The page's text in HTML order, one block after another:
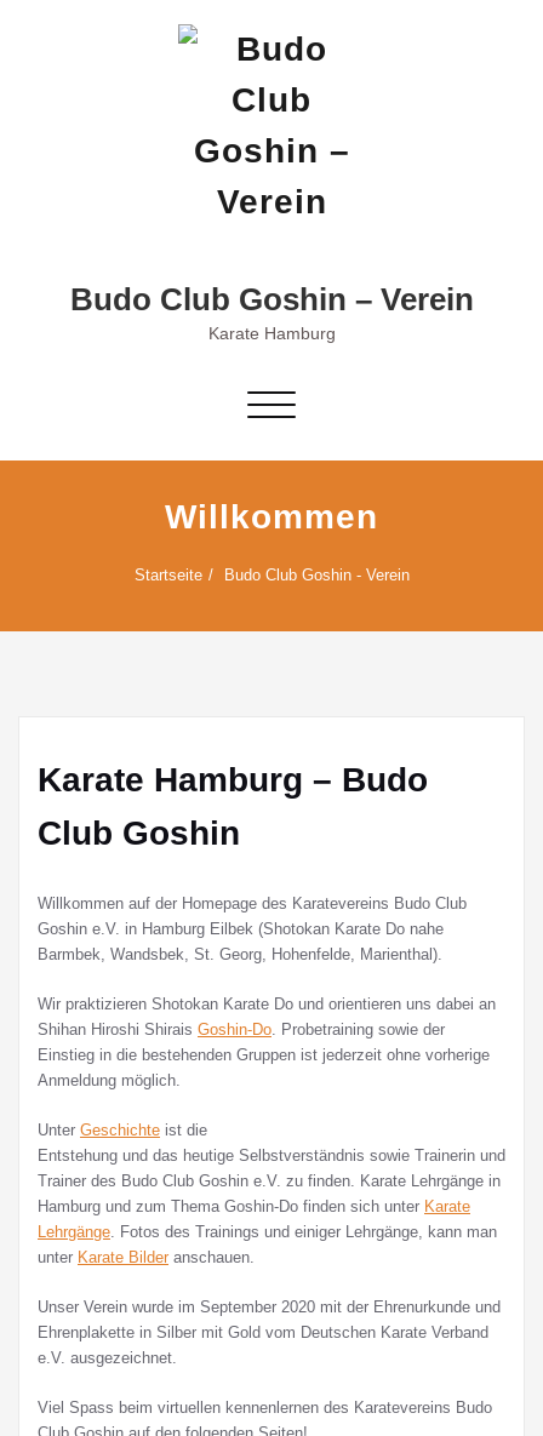
Budo Club Goshin – Verein
Karate Hamburg
Schalte
Willkommen
Startseite Budo Club Goshin - Verein
Karate Hamburg – Budo
Club Goshin
Willkommen auf der Homepage des Karatevereins Budo Club
Goshin e.V. in Hamburg Eilbek (Shotokan Karate Do nahe
Barmbek, Wandsbek, St. Georg, Hohenfelde, Marienthal).
Wir praktizieren Shotokan Karate Do und orientieren uns dabei an
Shihan Hiroshi Shirais Goshin-Do. Probetraining sowie der
Einstieg in die bestehenden Gruppen ist jederzeit ohne vorherige
Anmeldung möglich.
Unter Geschichte ist die
Entstehung und das heutige Selbstverständnis sowie Trainerin und
Trainer des Budo Club Goshin e.V. zu finden. Karate Lehrgänge in
Hamburg und zum Thema Goshin-Do finden sich unter Karate
Lehrgänge. Fotos des Trainings und einiger Lehrgänge, kann man
unter Karate Bilder anschauen.
Unser Verein wurde im September 2020 mit der Ehrenurkunde und
Ehrenplakette in Silber mit Gold vom Deutschen Karate Verband
e.V. ausgezeichnet.
Viel Spass beim virtuellen kennenlernen des Karatevereins Budo